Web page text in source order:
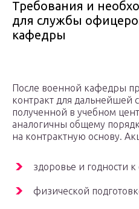
Требования и
для службы
кафедры
После военной кафедры
контракт для дальнейшей
полученной в учебном
аналогичны общему
на контрактную основу.
здоровье и годности к
физической